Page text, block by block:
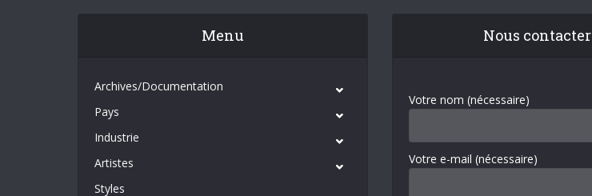
Menu
Archives/Documentation
Pays
Industrie
Artistes
Styles
Nous contacter
Votre nom (nécessaire)
Votre e-mail (nécessaire)